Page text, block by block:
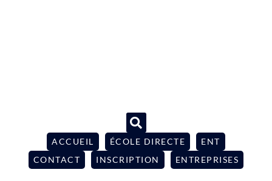
ACCUEIL ÉCOLE DIRECTE
ENT
CONTACT
INSCRIPTION ENTREPRISES